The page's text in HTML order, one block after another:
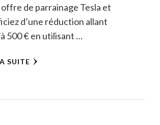
de parrainage Tesla et
d’une réduction allant
500 € en utilisant …
SUITE